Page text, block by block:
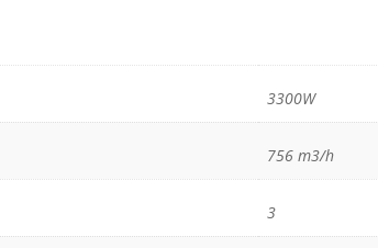
3300W
756 m3/h
3